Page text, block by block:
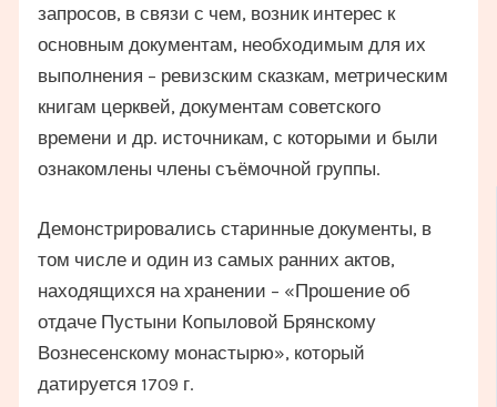
запросов, в связи с чем, возник интерес к
основным документам, необходимым для их
выполнения – ревизским сказкам, метрическим
книгам церквей, документам советского
времени и др. источникам, с которыми и были
ознакомлены члены съёмочной группы.
Демонстрировались старинные документы, в
том числе и один из самых ранних актов,
находящихся на хранении – «Прошение об
отдаче Пустыни Копыловой Брянскому
Вознесенскому монастырю», который
датируется 1709 г.